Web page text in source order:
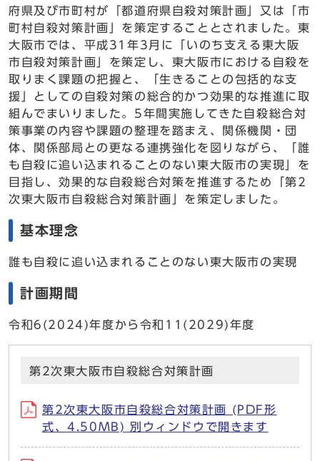
府県及び市町村が「都道府県自殺対策計画」又は「市
町村自殺対策計画」を策定することとされました。東
大阪市では、平成31年3月に「いのち支える東大阪
市自殺対策計画」を策定し、東大阪市における自殺を
取りまく課題の把握と、「生きることの包括的な支
援」としての自殺対策の総合的かつ効果的な推進に取
組んでまいりました。5年間実施してきた自殺総合対
策事業の内容や課題の整理を踏まえ、関係機関・団
体、関係部局との更なる連携強化を図りながら、「誰
も自殺に追い込まれることのない東大阪市の実現」を
目指し、効果的な自殺総合対策を推進するため「第2
次東大阪市自殺総合対策計画」を策定しました。
基本理念
誰も自殺に追い込まれることのない東大阪市の実現
計画期間
令和6(2024)年度から令和11(2029)年度
第2次東大阪市自殺総合対策計画
第2次東大阪市自殺総合対策計画 (PDF形
式、4.50MB) 別ウィンドウで開きます